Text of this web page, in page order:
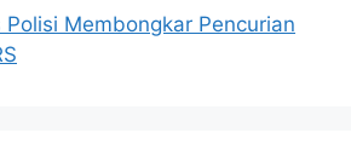
Membongkar Pencurian